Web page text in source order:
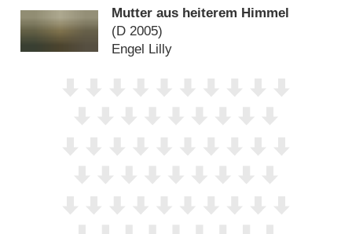
Mutter aus heiterem Himmel
(D 2005)
Engel Lilly